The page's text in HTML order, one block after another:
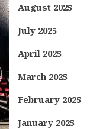
August 2025
July 2025
April 2025
March 2025
February 2025
January 2025